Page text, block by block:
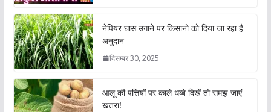
नेपियर घास उगाने पर किसानो को दिया जा रहा है
अनुदान
दिसम्बर 30, 2025
आलू की पत्तियों पर काले धब्बे दिखें तो समझ जाएं
खतरा!